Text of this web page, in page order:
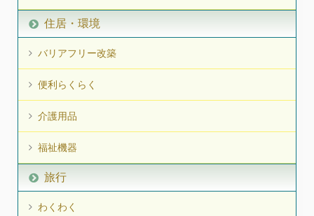
住居・環境
バリアフリー改築
便利らくらく
介護用品
福祉機器
旅行
わくわく